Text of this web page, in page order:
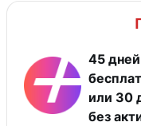
45
или 30
без